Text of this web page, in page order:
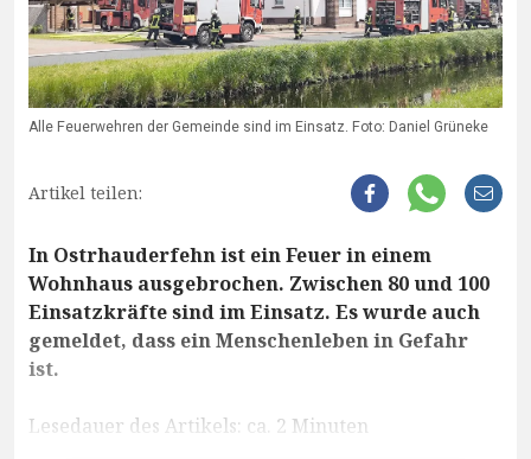
Alle Feuerwehren der Gemeinde sind im Einsatz. Foto: Daniel Grüneke
Artikel teilen:
In Ostrhauderfehn ist ein Feuer in einem
Wohnhaus ausgebrochen. Zwischen 80 und 100
Einsatzkräfte sind im Einsatz. Es wurde auch
gemeldet, dass ein Menschenleben in Gefahr
ist.
Lesedauer des Artikels: ca. 2 Minuten